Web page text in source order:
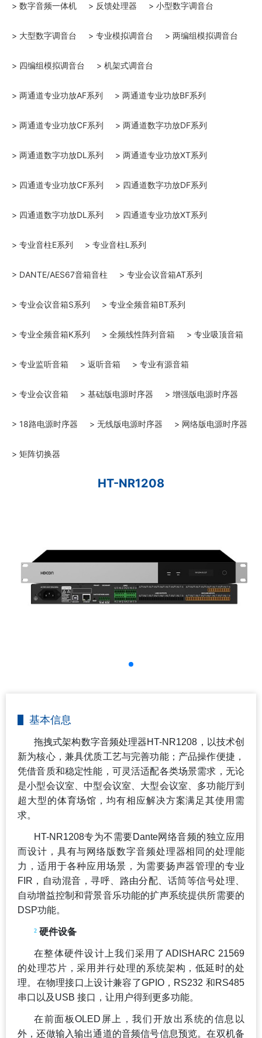
HT-NR1208
基本信息
拖拽式架构数字音频处理器HT-NR1208 ，以技术创
新为核心，兼具优质工艺与完善功能；产品操作便捷，
凭借音质和稳定性能，可灵活适配各类场景需求，无论
是小型会议室、中型会议室、大型会议室、多功能厅到
超大型的体育场馆，均有相应解决方案满足其使用需
求。
HT-NR1208专为不需要Dante网络音频的独立应用
而设计，具有与网络版数字音频处理器相同的处理能
力，适用于各种应用场景，为需要扬声器管理的专业
FIR，自动混音，寻呼、路由分配、话筒等信号处理、
自动增益控制和背景音乐功能的扩声系统提供所需要的
DSP功能。
² 硬件设备
在整体硬件设计上我们采用了ADISHARC 21569
的处理芯片，采用并行处理的系统架构，低延时的处
理。在物理接口上设计兼容了GPIO，RS232 和RS485
串口以及USB 接口，让用户得到更多功能。
在前面板OLED屏上，我们开放出系统的信息以
外，还做输入输出通道的音频信号信息预览。在双机备
> 数字音频一体机 > 反馈处理器 > 小型数字调音台
> 大型数字调音台 > 专业模拟调音台 > 两编组模拟调音台
> 四编组模拟调音台 > 机架式调音台
> 两通道专业功放AF系列 > 两通道专业功放BF系列
> 两通道专业功放CF系列 > 两通道数字功放DF系列
> 两通道数字功放DL系列 > 两通道专业功放XT系列
> 四通道专业功放CF系列 > 四通道数字功放DF系列
> 四通道数字功放DL系列 > 四通道专业功放XT系列
> 专业音柱E系列 > 专业音柱L系列
> DANTE/AES67音箱音柱 > 专业会议音箱AT系列
> 专业会议音箱S系列 > 专业全频音箱BT系列
> 专业全频音箱K系列 > 全频线性阵列音箱 > 专业吸顶音箱
> 专业监听音箱 > 返听音箱 > 专业有源音箱
> 专业会议音箱 > 基础版电源时序器 > 增强版电源时序器
> 18路电源时序器 > 无线版电源时序器 > 网络版电源时序器
> 矩阵切换器